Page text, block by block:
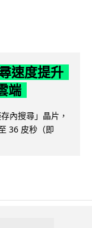
速度提升
端
內搜尋」晶片，
36 皮秒（即